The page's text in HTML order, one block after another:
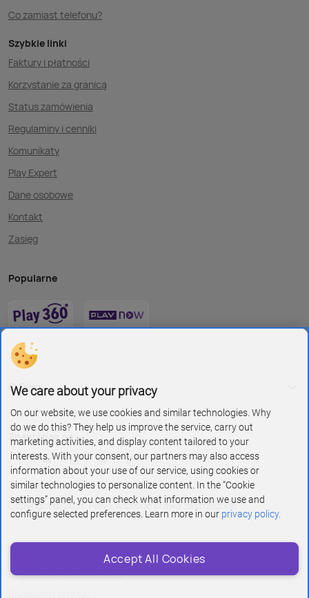
Co zamiast telefonu?
Szybkie linki
Faktury i płatności
Korzystanie za granicą
Status zamówienia
Regulaminy i cenniki
Komunikaty
Play Expert
Dane osobowe
Kontakt
Zasięg
Popularne
O Play
Znajdź nas na
Copyright © 2026 Play - wszelkie prawa zastrzeżone
Polityka prywatności i cookies
Ustawienia plików cookies
We care about your privacy
On our website, we use cookies and similar technologies. Why
do we do this? They help us improve the service, carry out
marketing activities, and display content tailored to your
interests. With your consent, our partners may also access
information about your use of our service, using cookies or
similar technologies to personalize content. In the “Cookie
settings” panel, you can check what information we use and
configure selected preferences. Learn more in our privacy policy.
Accept All Cookies